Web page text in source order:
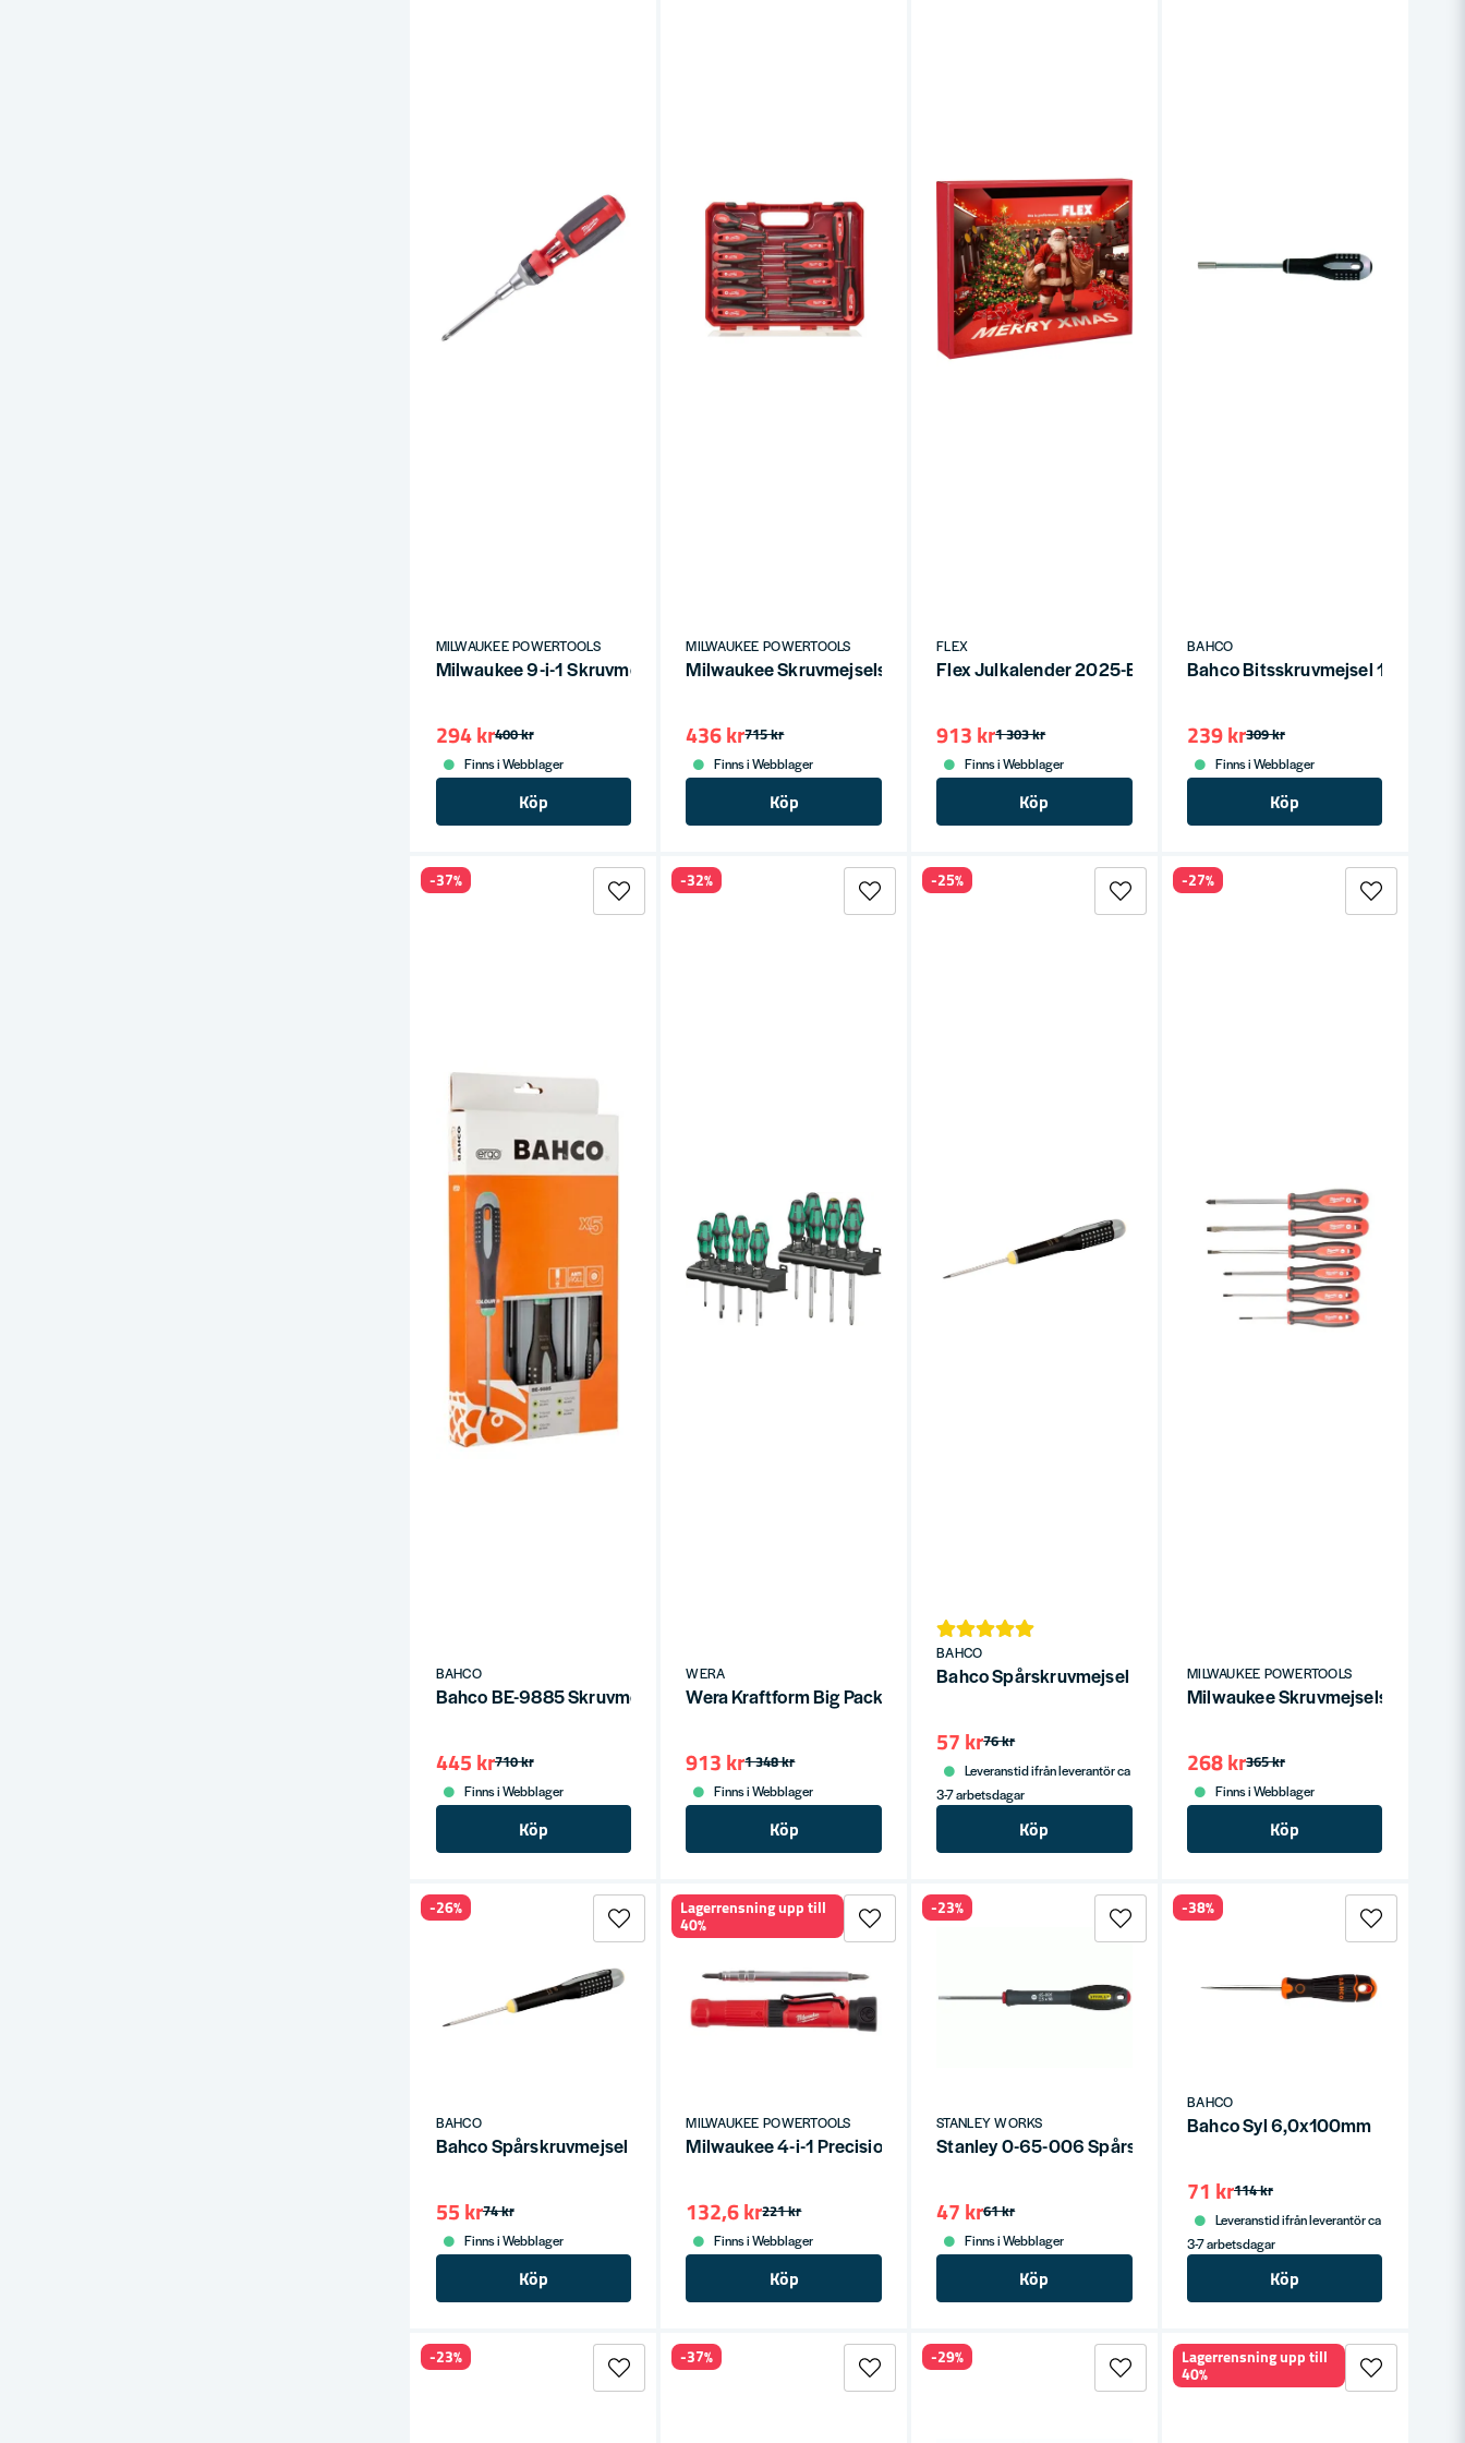
MILWAUKEE POWERTOOLS
Milwaukee 9-i-1 Skruvmejsel med Blandade Bits och Ergonomiskt Handtag
400 kr
294 kr
Finns i Webblager
Köp
MILWAUKEE POWERTOOLS
Milwaukee Skruvmejselset 4 (12-delar)
715 kr
436 kr
Finns i Webblager
Köp
FLEX
Flex Julkalender 2025-Edition
1 303 kr
913 kr
Finns i Webblager
Köp
BAHCO
Bahco Bitsskruvmejsel 1/4" med
309 kr
239 kr
Finns i Webblager
Köp
BAHCO
Bahco BE-9885 Skruvmejselsats Ergo TORX
710 kr
445 kr
Finns i Webblager
Köp
-37%
WERA
Wera Kraftform Big Pack 300, 14 delar
1 348 kr
913 kr
Finns i Webblager
Köp
-32%
BAHCO
Bahco Spårskruvmejsel ERGO
76 kr
57 kr
Leveranstid ifrån leverantör ca
3-7 arbetsdagar
Köp
-25%
MILWAUKEE POWERTOOLS
Milwaukee Skruvmejselset 1 (6-
365 kr
268 kr
Finns i Webblager
Köp
-27%
BAHCO
Bahco Spårskruvmejsel Ergo 0.3x2x60 mm
74 kr
55 kr
Finns i Webblager
Köp
-26%
MILWAUKEE POWERTOOLS
Milwaukee 4-i-1 Precision Multi-Skruvmejsel
221 kr
132,6 kr
Finns i Webblager
Köp
Lagerrensning upp till
40%
STANLEY WORKS
Stanley 0-65-006 Spårskruvmejsel 2,5x50mm FATMAX
61 kr
47 kr
Finns i Webblager
Köp
-23%
BAHCO
Bahco Syl 6,0x100mm
114 kr
71 kr
Leveranstid ifrån leverantör ca
3-7 arbetsdagar
Köp
-38%
-23% -37% -29% Lagerrensning upp till
40%